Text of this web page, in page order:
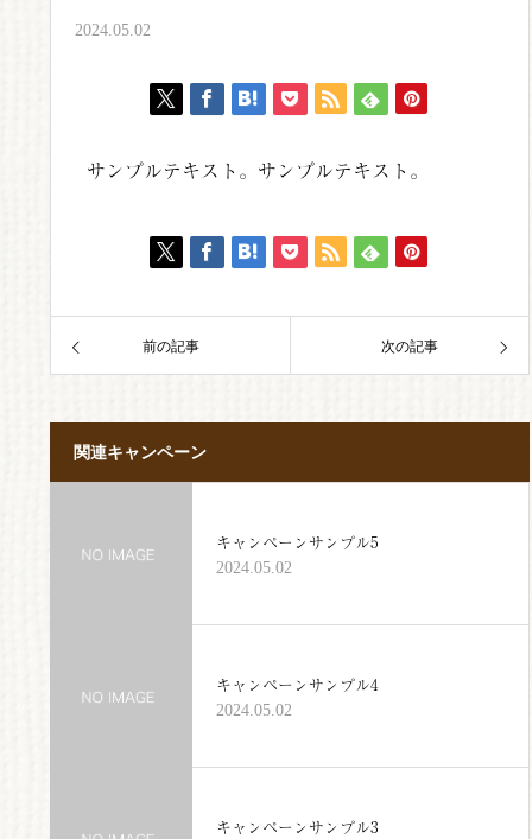
2024.05.02
サンプルテキスト。サンプルテキスト。
前の記事 次の記事
関連キャンペーン
キャンペーンサンプル5
2024.05.02
キャンペーンサンプル4
2024.05.02
キャンペーンサンプル3